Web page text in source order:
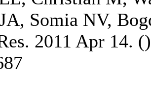
Somia NV,
2011 Apr 14.